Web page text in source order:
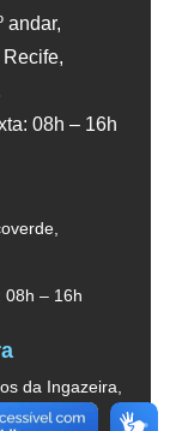
andar,
08h – 16h
08h – 16h
da Ingazeira,